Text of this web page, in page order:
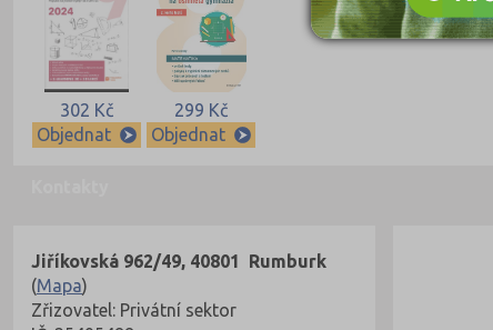
302 Kč
Objednat
299 Kč
Objednat
Jiříkovská 962/49, 40801 Rumburk
(Mapa)
Zřizovatel: Privátní sektor